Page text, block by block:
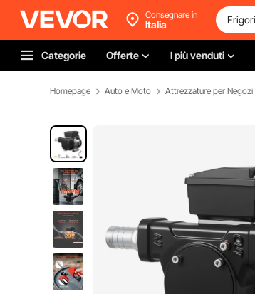
Consegnare in
Italia
Categorie Offerte I più venduti
Homepage Auto e Moto Attrezzature per Negozi